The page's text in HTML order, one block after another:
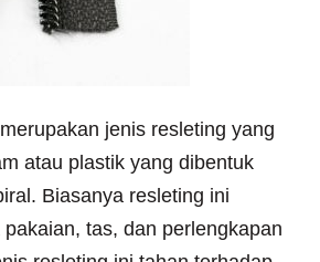
jenis resleting yang
atau plastik yang dibentuk
Biasanya resleting ini
tas, dan perlengkapan